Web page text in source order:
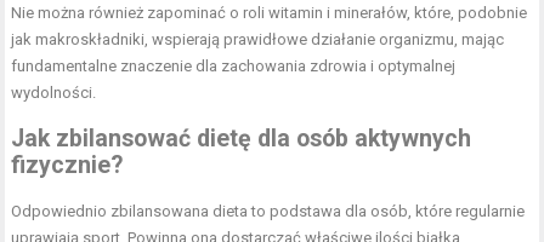
Nie można również zapominać o roli witamin i minerałów, które, podobnie
jak makroskładniki, wspierają prawidłowe działanie organizmu, mając
fundamentalne znaczenie dla zachowania zdrowia i optymalnej
wydolności.
Jak zbilansować dietę dla osób aktywnych
fizycznie?
Odpowiednio zbilansowana dieta to podstawa dla osób, które regularnie
uprawiają sport. Powinna ona dostarczać właściwe ilości białka,